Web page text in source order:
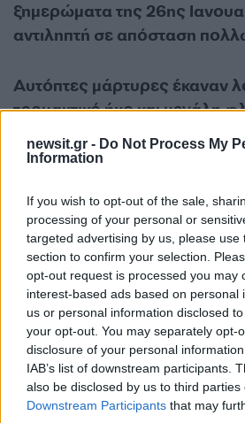
newsit.gr - Do Not Process My
Information
If you wish to opt-out of the sale,
processing of your personal or
targeted advertising by us, please use
section to confirm your selection.
opt-out request is processed you may
interest-based ads based on personal
us or personal information disclosed
your opt-out. You may separately opt-
disclosure of your personal
IAB’s list of downstream participants.
also be disclosed by us to third parties
Downstream Participants that may
ξημερώματα της 26ης
αντιληπτή σε απόσταση
Αυτόπτες μάρτυρες έκαναν
τρομακτικό ήχο και μεγάλη
υψώθηκε πάνω από τις
παράλληλα με τις έρευνες
Οι ερευνητές δεν αποκλείουν
έκρηξη να προκλήθηκε από
διακόπτη ή μηχάνημα, ακόμη
διαρροή, με υπερθέρμανση
από τον φούρνο.